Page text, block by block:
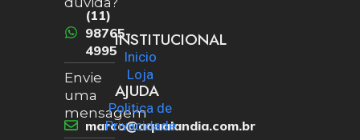
(11)
98765-
4995
Envie
uma
mensagem
marco@aqualandia.com.br
INSTITUCIONAL
Inicio
Loja
AJUDA
Politica de
Privacidade